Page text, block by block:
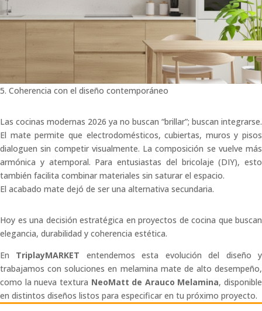
5. Coherencia con el diseño contemporáneo
Las cocinas modernas 2026 ya no buscan “brillar”; buscan integrarse.
El mate permite que electrodomésticos, cubiertas, muros y pisos
dialoguen sin competir visualmente. La composición se vuelve más
armónica y atemporal. Para entusiastas del bricolaje (DIY), esto
también facilita combinar materiales sin saturar el espacio.
El acabado mate dejó de ser una alternativa secundaria.
Hoy es una decisión estratégica en proyectos de cocina que buscan
elegancia, durabilidad y coherencia estética.
En TriplayMARKET entendemos esta evolución del diseño y
trabajamos con soluciones en melamina mate de alto desempeño,
como la nueva textura NeoMatt de Arauco Melamina, disponible
en distintos diseños listos para especificar en tu próximo proyecto.